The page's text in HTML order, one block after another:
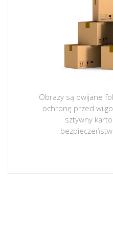
Obrazy są owijane
ochronę przed
sztywny